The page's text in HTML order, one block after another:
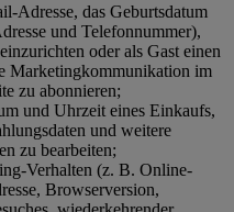
Adresse, das Geburtsdatum
und Telefonnummer),
oder als Gast einen
Marketingkommunikation im
zu abonnieren;
und Uhrzeit eines Einkaufs,
und weitere
zu bearbeiten;
Verhalten (z. B. Online-
Browserversion,